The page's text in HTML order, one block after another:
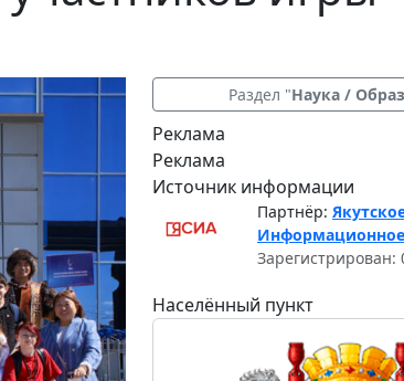
Раздел "Наука /
Реклама
Реклама
Источник информации
Партнёр:
Информационное
Зарегистрирован:
Населённый пункт